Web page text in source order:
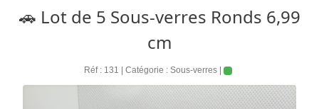
🚗 Lot de 5 Sous-verres Ronds 6,99
cm
Réf : 131 | Catégorie : Sous-verres |